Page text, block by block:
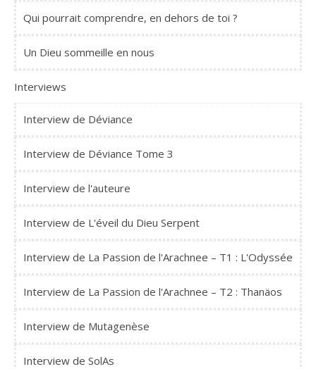
Qui pourrait comprendre, en dehors de toi ?
Un Dieu sommeille en nous
Interviews
Interview de Déviance
Interview de Déviance Tome 3
Interview de l'auteure
Interview de L'éveil du Dieu Serpent
Interview de La Passion de l'Arachnee – T1 : L'Odyssée
Interview de La Passion de l'Arachnee – T2 : Thanäos
Interview de Mutagenèse
Interview de SolAs